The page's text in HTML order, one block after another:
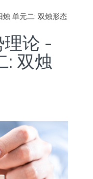
单元二: 双烛形态
理论 -
: 双烛